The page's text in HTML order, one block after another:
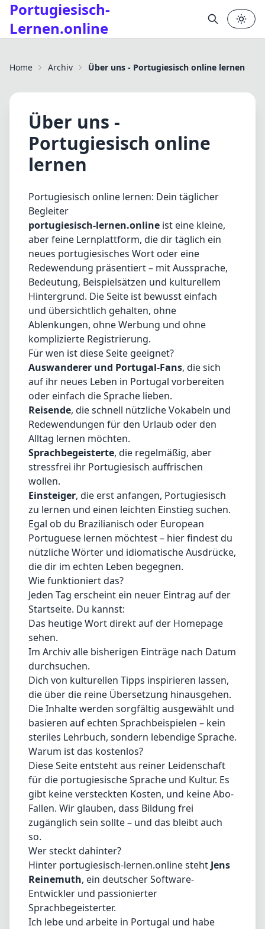
Portugiesisch-
Lernen.online
Home Archiv Über uns - Portugiesisch online lernen
Über uns -
Portugiesisch online
lernen
Portugiesisch online lernen: Dein täglicher
Begleiter
portugiesisch-lernen.online ist eine kleine,
aber feine Lernplattform, die dir täglich ein
neues portugiesisches Wort oder eine
Redewendung präsentiert – mit Aussprache,
Bedeutung, Beispielsätzen und kulturellem
Hintergrund. Die Seite ist bewusst einfach
und übersichtlich gehalten, ohne
Ablenkungen, ohne Werbung und ohne
komplizierte Registrierung.
Für wen ist diese Seite geeignet?
Auswanderer und Portugal-Fans, die sich
auf ihr neues Leben in Portugal vorbereiten
oder einfach die Sprache lieben.
Reisende, die schnell nützliche Vokabeln und
Redewendungen für den Urlaub oder den
Alltag lernen möchten.
Sprachbegeisterte, die regelmäßig, aber
stressfrei ihr Portugiesisch auffrischen
wollen.
Einsteiger, die erst anfangen, Portugiesisch
zu lernen und einen leichten Einstieg suchen.
Egal ob du Brazilianisch oder European
Portuguese lernen möchtest – hier findest du
nützliche Wörter und idiomatische Ausdrücke,
die dir im echten Leben begegnen.
Wie funktioniert das?
Jeden Tag erscheint ein neuer Eintrag auf der
Startseite. Du kannst:
Das heutige Wort direkt auf der Homepage
sehen.
Im Archiv alle bisherigen Einträge nach Datum
durchsuchen.
Dich von kulturellen Tipps inspirieren lassen,
die über die reine Übersetzung hinausgehen.
Die Inhalte werden sorgfältig ausgewählt und
basieren auf echten Sprachbeispielen – kein
steriles Lehrbuch, sondern lebendige Sprache.
Warum ist das kostenlos?
Diese Seite entsteht aus reiner Leidenschaft
für die portugiesische Sprache und Kultur. Es
gibt keine versteckten Kosten, und keine Abo-
Fallen. Wir glauben, dass Bildung frei
zugänglich sein sollte – und das bleibt auch
so.
Wer steckt dahinter?
Hinter portugiesisch-lernen.online steht Jens
Reinemuth, ein deutscher Software-
Entwickler und passionierter
Sprachbegeisterter.
Ich lebe und arbeite in Portugal und habe